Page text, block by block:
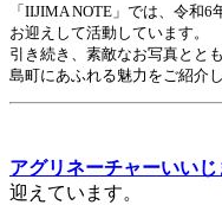
「IIJIMA NOTE」では、令和
お迎えして活動しています。
引き続き、素敵なお写真とと
島町にあふれる魅力をご紹介
アグリネーチャーいいじ
迎えています。